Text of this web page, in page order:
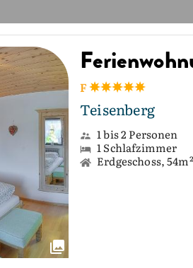
F
Teisenberg
1 bis 2 Personen
1 Schlafzimmer
Erdgeschoss, 54m²